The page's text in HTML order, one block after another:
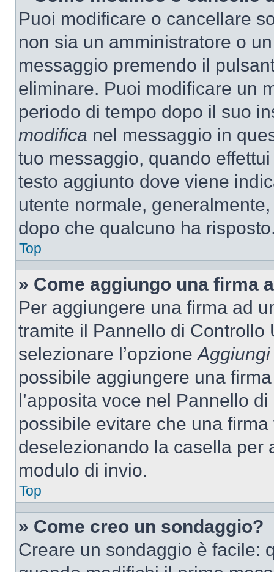
Puoi modificare o cancellare
non sia un amministratore o
messaggio premendo il
eliminare. Puoi modificare un
periodo di tempo dopo il suo
modifica nel messaggio in
tuo messaggio, quando
testo aggiunto dove viene
utente normale,
dopo che qualcuno ha
Top
» Come aggiungo una firma
Per aggiungere una firma ad
tramite il Pannello di Controllo
selezionare l’opzione
possibile aggiungere una
l’apposita voce nel Pannello
possibile evitare che una
deselezionando la casella per
modulo di invio.
Top
» Come creo un sondaggio?
Creare un sondaggio è facile: